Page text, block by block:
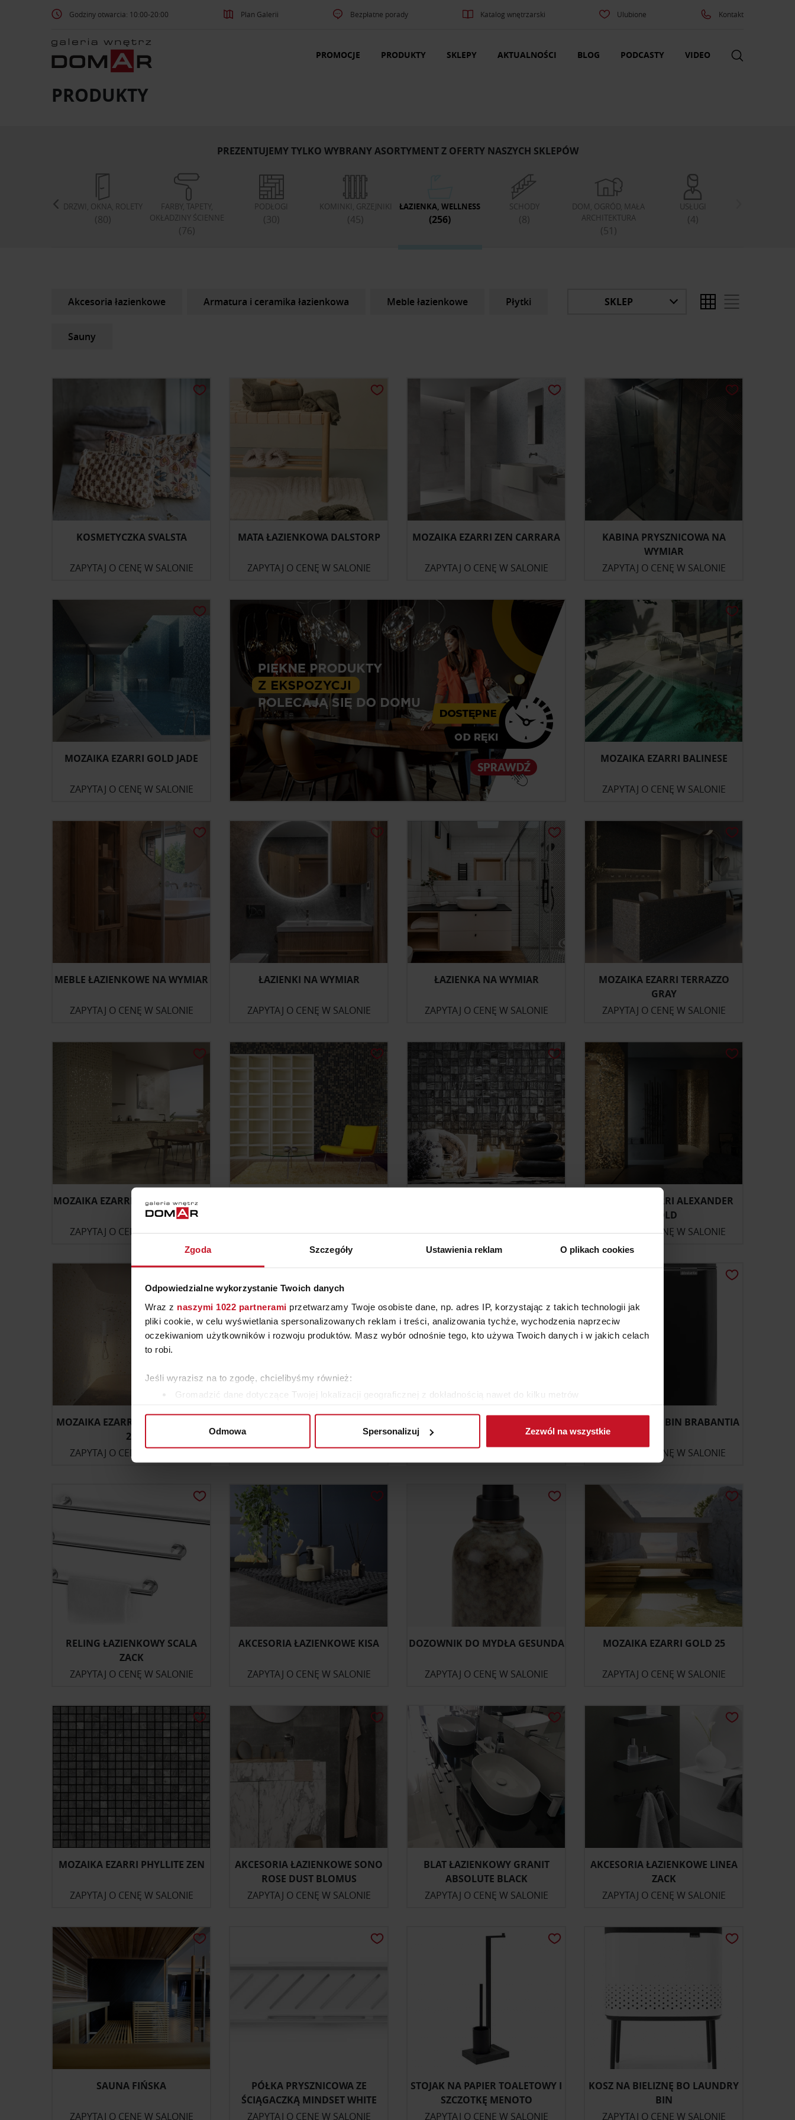
Zgoda Szczegóły Ustawienia reklam O plikach cookies
Odpowiedzialne wykorzystanie Twoich danych
Wraz z naszymi 1022 partnerami przetwarzamy Twoje osobiste dane, np. adres IP, korzystając z takich technologii jak
pliki cookie, w celu wyświetlania spersonalizowanych reklam i treści, analizowania tychże, wychodzenia naprzeciw
oczekiwaniom użytkowników i rozwoju produktów. Masz wybór odnośnie tego, kto używa Twoich danych i w jakich celach
to robi.
Jeśli wyrazisz na to zgodę, chcielibyśmy również:
Gromadzić dane dotyczące Twojej lokalizacji geograficznej z dokładnością nawet do kilku metrów
Dowiedz się więcej odnośnie tego, jak Twoje osobiste dane są przetwarzane oraz ustaw własne preferencje w
ruch w naszej witrynie. Informacje o tym, jak korzystasz z naszej witryny, udostępniamy partnerom społecznościowym,
reklamowym i analitycznym. Partnerzy mogą połączyć te informacje z innymi danymi otrzymanymi od Ciebie lub
uzyskanymi podczas korzystania z ich usług.
Odmowa Spersonalizuj Zezwól na wszystkie
Godziny otwarcia: 10:00-20:00 Plan Galerii Bezpłatne porady Katalog wnętrzarski Ulubione Kontakt
PROMOCJE PRODUKTY SKLEPY AKTUALNOŚCI BLOG PODCASTY VIDEO
PRODUKTY
PREZENTUJEMY TYLKO WYBRANY ASORTYMENT Z OFERTY NASZYCH SKLEPÓW
DYWANY DRZWI, OKNA, ROLETY
(80)
FARBY, TAPETY,
OKŁADZINY ŚCIENNE
(76)
PODŁOGI
(30)
KOMINKI, GRZEJNIKI
(45)
ŁAZIENKA, WELLNESS
(256)
SCHODY
(8)
DOM, OGRÓD, MAŁA
ARCHITEKTURA
(51)
USŁUGI
(4)
Akcesoria łazienkowe Armatura i ceramika łazienkowa Meble łazienkowe Płytki
Sauny
SKLEP
KOSMETYCZKA SVALSTA
ZAPYTAJ O CENĘ W SALONIE
MATA ŁAZIENKOWA DALSTORP
ZAPYTAJ O CENĘ W SALONIE
MOZAIKA EZARRI ZEN CARRARA
ZAPYTAJ O CENĘ W SALONIE
KABINA PRYSZNICOWA NA
WYMIAR
ZAPYTAJ O CENĘ W SALONIE
MOZAIKA EZARRI GOLD JADE
ZAPYTAJ O CENĘ W SALONIE
MOZAIKA EZARRI BALINESE
ZAPYTAJ O CENĘ W SALONIE
MEBLE ŁAZIENKOWE NA WYMIAR
ZAPYTAJ O CENĘ W SALONIE
ŁAZIENKI NA WYMIAR
ZAPYTAJ O CENĘ W SALONIE
ŁAZIENKA NA WYMIAR
ZAPYTAJ O CENĘ W SALONIE
MOZAIKA EZARRI TERRAZZO
GRAY
ZAPYTAJ O CENĘ W SALONIE
MOZAIKA EZARRI TERRAZZO CLAY
ZAPYTAJ O CENĘ W SALONIE
MOZAIKA EZARRI ALEXANDER
GOLD
ZAPYTAJ O CENĘ W SALONIE
MOZAIKA EZARRI SPONGE GOLD
25
ZAPYTAJ O CENĘ W SALONIE
ZAPYTAJ O CENĘ W SALONIE ZAPYTAJ O CENĘ W SALONIE
KOSZ BO WASTE BIN BRABANTIA
ZAPYTAJ O CENĘ W SALONIE
RELING ŁAZIENKOWY SCALA
ZACK
ZAPYTAJ O CENĘ W SALONIE
AKCESORIA ŁAZIENKOWE KISA
ZAPYTAJ O CENĘ W SALONIE
DOZOWNIK DO MYDŁA GESUNDA
ZAPYTAJ O CENĘ W SALONIE
MOZAIKA EZARRI GOLD 25
ZAPYTAJ O CENĘ W SALONIE
MOZAIKA EZARRI PHYLLITE ZEN
ZAPYTAJ O CENĘ W SALONIE
AKCESORIA ŁAZIENKOWE SONO
ROSE DUST BLOMUS
ZAPYTAJ O CENĘ W SALONIE
BLAT ŁAZIENKOWY GRANIT
ABSOLUTE BLACK
ZAPYTAJ O CENĘ W SALONIE
AKCESORIA ŁAZIENKOWE LINEA
ZACK
ZAPYTAJ O CENĘ W SALONIE
SAUNA FIŃSKA
ZAPYTAJ O CENĘ W SALONIE
PÓŁKA PRYSZNICOWA ZE
ŚCIĄGACZKĄ MINDSET WHITE
ZAPYTAJ O CENĘ W SALONIE
STOJAK NA PAPIER TOALETOWY I
SZCZOTKĘ MENOTO
ZAPYTAJ O CENĘ W SALONIE
KOSZ NA BIELIZNĘ BO LAUNDRY
BIN
ZAPYTAJ O CENĘ W SALONIE